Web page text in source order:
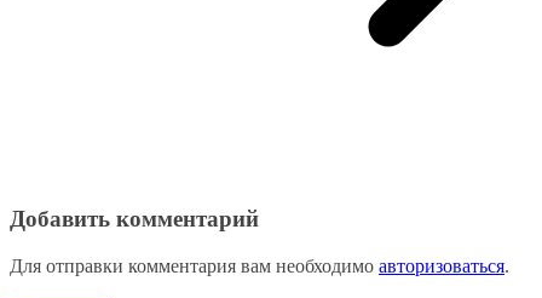
Добавить комментарий
Для отправки комментария вам необходимо авторизоваться.